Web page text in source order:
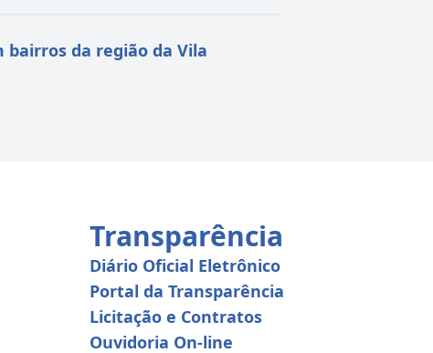
da região da Vila
Transparência
Diário Oficial Eletrônico
Portal da Transparência
Licitação e Contratos
Ouvidoria On-line